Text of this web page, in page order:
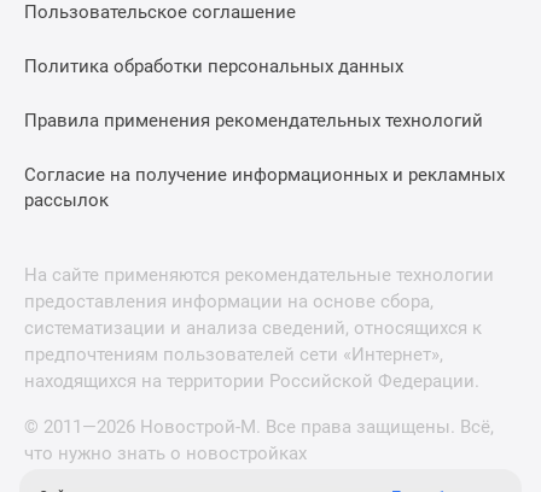
Пользовательское соглашение
Политика обработки персональных данных
Правила применения рекомендательных технологий
Согласие на получение информационных и рекламных
рассылок
На сайте применяются рекомендательные технологии
предоставления информации на основе сбора,
систематизации и анализа сведений, относящихся к
предпочтениям пользователей сети «Интернет»,
находящихся на территории Российской Федерации.
© 2011—2026 Новострой-М. Все права защищены. Всё,
что нужно знать о новостройках